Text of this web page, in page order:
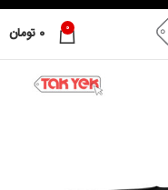
0
0 تومان